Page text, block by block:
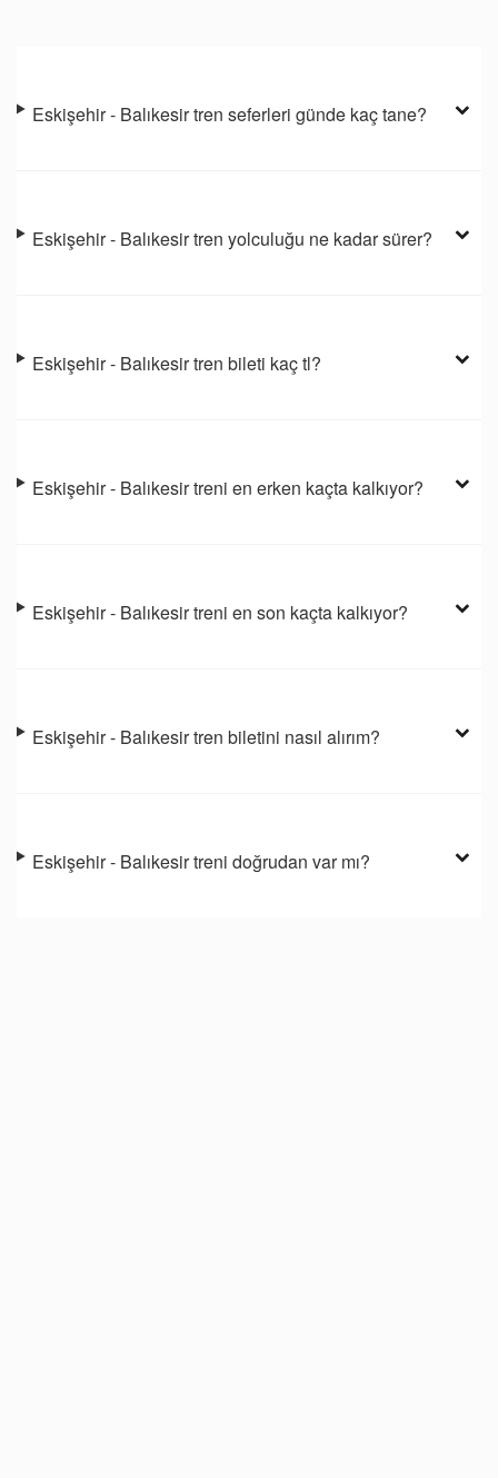
Eskişehir - Balıkesir tren seferleri günde kaç tane?
Eskişehir - Balıkesir tren yolculuğu ne kadar sürer?
Eskişehir - Balıkesir tren bileti kaç tl?
Eskişehir - Balıkesir treni en erken kaçta kalkıyor?
Eskişehir - Balıkesir treni en son kaçta kalkıyor?
Eskişehir - Balıkesir tren biletini nasıl alırım?
Eskişehir - Balıkesir treni doğrudan var mı?